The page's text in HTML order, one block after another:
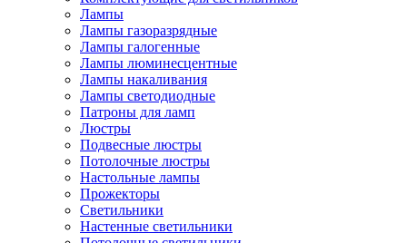
Лампы
Лампы газоразрядные
Лампы галогенные
Лампы люминесцентные
Лампы накаливания
Лампы светодиодные
Патроны для ламп
Люстры
Подвесные люстры
Потолочные люстры
Настольные лампы
Прожекторы
Светильники
Настенные светильники